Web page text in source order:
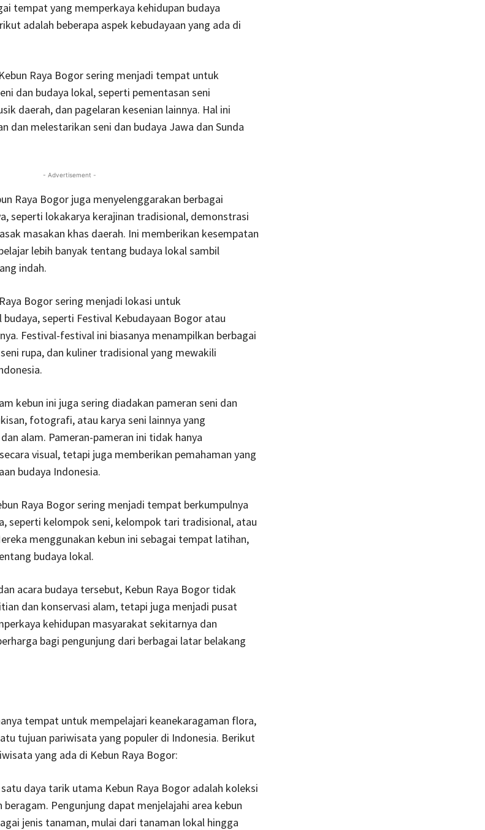
tempat yang memperkaya kehidupan budaya
adalah beberapa aspek kebudayaan yang ada di
Raya Bogor sering menjadi tempat untuk
dan budaya lokal, seperti pementasan seni
daerah, dan pagelaran kesenian lainnya. Hal ini
dan melestarikan seni dan budaya Jawa dan Sunda
- Advertisement -
Raya Bogor juga menyelenggarakan berbagai
seperti lokakarya kerajinan tradisional, demonstrasi
masakan khas daerah. Ini memberikan kesempatan
lebih banyak tentang budaya lokal sambil
indah.
Bogor sering menjadi lokasi untuk
seperti Festival Kebudayaan Bogor atau
Festival-festival ini biasanya menampilkan berbagai
rupa, dan kuliner tradisional yang mewakili
kebun ini juga sering diadakan pameran seni dan
fotografi, atau karya seni lainnya yang
alam. Pameran-pameran ini tidak hanya
visual, tetapi juga memberikan pemahaman yang
budaya Indonesia.
Raya Bogor sering menjadi tempat berkumpulnya
seperti kelompok seni, kelompok tari tradisional, atau
menggunakan kebun ini sebagai tempat latihan,
budaya lokal.
acara budaya tersebut, Kebun Raya Bogor tidak
dan konservasi alam, tetapi juga menjadi pusat
kehidupan masyarakat sekitarnya dan
bagi pengunjung dari berbagai latar belakang
tempat untuk mempelajari keanekaragaman flora,
tujuan pariwisata yang populer di Indonesia. Berikut
yang ada di Kebun Raya Bogor:
daya tarik utama Kebun Raya Bogor adalah koleksi
beragam. Pengunjung dapat menjelajahi area kebun
jenis tanaman, mulai dari tanaman lokal hingga